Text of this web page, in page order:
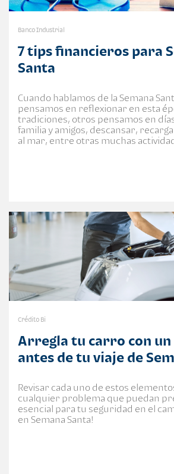
Banco Industrial
7 tips financieros para
Santa
Cuando hablamos de la Semana
pensamos en reflexionar en esta
tradiciones, otros pensamos en
familia y amigos, descansar,
al mar, entre otras muchas
Crédito Bi
Arregla tu carro con
antes de tu viaje de
Revisar cada uno de estos
cualquier problema que puedan
esencial para tu seguridad en el
en Semana Santa!